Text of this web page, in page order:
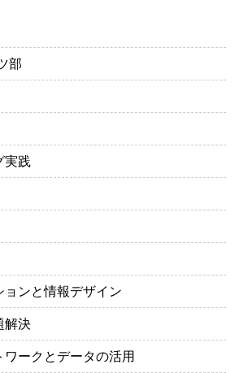
部
実践
ョンと情報デザイン
解決
ークとデータの活用